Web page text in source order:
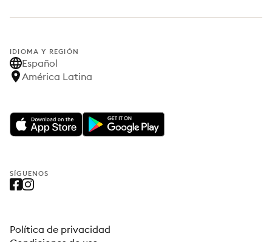
IDIOMA Y REGIÓN
Español
América Latina
SÍGUENOS
Política de privacidad